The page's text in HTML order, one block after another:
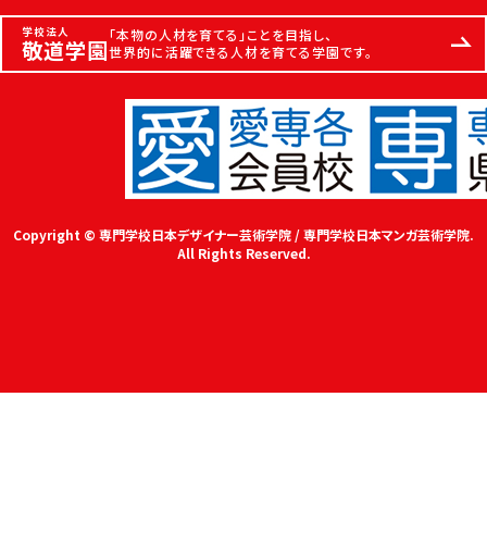
学校法人
敬道学園「本物の人材を育てる」ことを目指し、
世界的に活躍できる人材を育てる学園です。
Copyright © 専門学校日本デザイナー芸術学院 / 専門学校日本マンガ芸術学院.
All Rights Reserved.